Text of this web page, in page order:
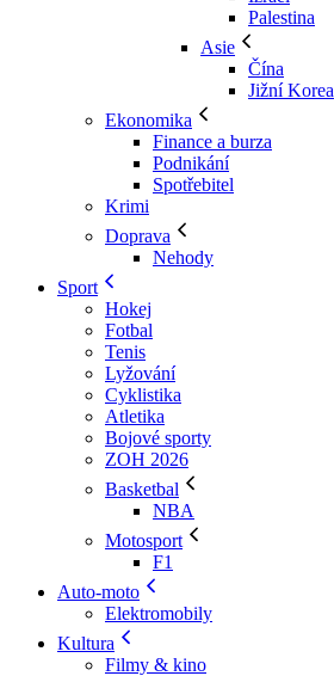
Palestina
Asie
Čína
Jižní Korea
Ekonomika
Finance a burza
Podnikání
Spotřebitel
Krimi
Doprava
Nehody
Sport
Hokej
Fotbal
Tenis
Lyžování
Cyklistika
Atletika
Bojové sporty
ZOH 2026
Basketbal
NBA
Motosport
F1
Auto-moto
Elektromobily
Kultura
Filmy & kino